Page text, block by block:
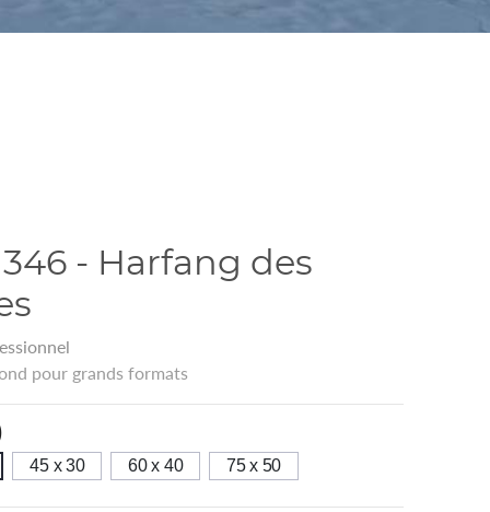
- Harfang des
pour grands formats
45 x 30 60 x 40 75 x 50